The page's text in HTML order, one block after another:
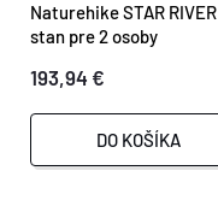
Naturehike STAR RIVER
stan pre 2 osoby
193,94 €
DO KOŠÍKA